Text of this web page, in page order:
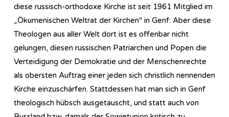
diese russisch-orthodoxe Kirche ist seit 1961 Mitglied im
„Ökumenischen Weltrat der Kirchen“ in Genf: Aber diese
Theologen aus aller Welt dort ist es offenbar nicht
gelungen, diesen russischen Patriarchen und Popen die
Verteidigung der Demokratie und der Menschenrechte
als obersten Auftrag einer jeden sich christlich nennenden
Kirche einzuschärfen. Stattdessen hat man sich in Genf
theologisch hübsch ausgetauscht, und statt auch von